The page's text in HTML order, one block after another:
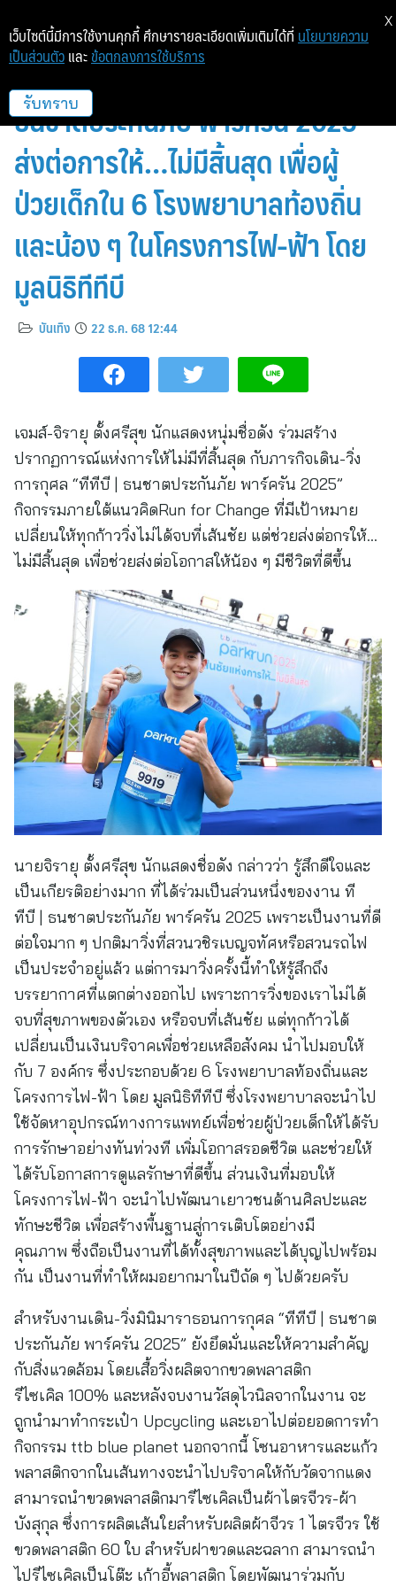
เจมส์-จิรายุ ปลื้ม ร่วมวิ่ง “ทีทีบี |
ธนชาตประกันภัย พาร์ครัน 2025”
ส่งต่อการให้…ไม่มีสิ้นสุด เพื่อผู้
ป่วยเด็กใน 6 โรงพยาบาลท้องถิ่น
และน้อง ๆ ในโครงการไฟ-ฟ้า โดย
มูลนิธิทีทีบี
บันเทิง 22 ธ.ค. 68 12:44
เจมส์-จิรายุ ตั้งศรีสุข นักแสดงหนุ่มชื่อดัง ร่วมสร้าง
ปรากฏการณ์แห่งการให้ไม่มีที่สิ้นสุด กับภารกิจเดิน-วิ่ง
การกุศล “ทีทีบี | ธนชาตประกันภัย พาร์ครัน 2025”
กิจกรรมภายใต้แนวคิดRun for Change ที่มีเป้าหมาย
เปลี่ยนให้ทุกก้าววิ่งไม่ได้จบที่เส้นชัย แต่ช่วยส่งต่อกรให้…
ไม่มีสิ้นสุด เพื่อช่วยส่งต่อโอกาสให้น้อง ๆ มีชีวิตที่ดีขึ้น
นายจิรายุ ตั้งศรีสุข นักแสดงชื่อดัง กล่าวว่า รู้สึกดีใจและ
เป็นเกียรติอย่างมาก ที่ได้ร่วมเป็นส่วนหนึ่งของงาน ที
ทีบี | ธนชาตประกันภัย พาร์ครัน 2025 เพราะเป็นงานที่ดี
ต่อใจมาก ๆ ปกติมาวิ่งที่สวนวชิรเบญจทัศหรือสวนรถไฟ
เป็นประจำอยู่แล้ว แต่การมาวิ่งครั้งนี้ทำให้รู้สึกถึง
บรรยากาศที่แตกต่างออกไป เพราะการวิ่งของเราไม่ได้
จบที่สุขภาพของตัวเอง หรือจบที่เส้นชัย แต่ทุกก้าวได้
เปลี่ยนเป็นเงินบริจาคเพื่อช่วยเหลือสังคม นำไปมอบให้
กับ 7 องค์กร ซึ่งประกอบด้วย 6 โรงพยาบาลท้องถิ่นและ
โครงการไฟ-ฟ้า โดย มูลนิธิทีทีบี ซึ่งโรงพยาบาลจะนำไป
ใช้จัดหาอุปกรณ์ทางการแพทย์เพื่อช่วยผู้ป่วยเด็กให้ได้รับ
การรักษาอย่างทันท่วงที เพิ่มโอกาสรอดชีวิต และช่วยให้
ได้รับโอกาสการดูแลรักษาที่ดีขึ้น ส่วนเงินที่มอบให้
โครงการไฟ-ฟ้า จะนำไปพัฒนาเยาวชนด้านศิลปะและ
ทักษะชีวิต เพื่อสร้างพื้นฐานสู่การเติบโตอย่างมี
คุณภาพ ซึ่งถือเป็นงานที่ได้ทั้งสุขภาพและได้บุญไปพร้อม
กัน เป็นงานที่ทำให้ผมอยากมาในปีถัด ๆ ไปด้วยครับ
สำหรับงานเดิน-วิ่งมินิมาราธอนการกุศล “ทีทีบี | ธนชาต
ประกันภัย พาร์ครัน 2025” ยังยึดมั่นและให้ความสำคัญ
กับสิ่งแวดล้อม โดยเสื้อวิ่งผลิตจากขวดพลาสติก
รีไซเคิล 100% และหลังจบงานวัสดุไวนิลจากในงาน จะ
ถูกนำมาทำกระเป๋า Upcycling และเอาไปต่อยอดการทำ
กิจกรรม ttb blue planet นอกจากนี้ โซนอาหารและแก้ว
พลาสติกจากในเส้นทางจะนำไปบริจาคให้กับวัดจากแดง
สามารถนำขวดพลาสติกมารีไซเคิลเป็นผ้าไตรจีวร-ผ้า
บังสุกุล ซึ่งการผลิตเส้นใยสำหรับผลิตผ้าจีวร 1 ไตรจีวร ใช้
ขวดพลาสติก 60 ใบ สำหรับฝาขวดและฉลาก สามารถนำ
ไปรีไซเคิลเป็นโต๊ะ เก้าอี้พลาสติก โดยพัฒนาร่วมกับ
เว็บไซต์นี้มีการใช้งานคุกกี้ ศึกษารายละเอียดเพิ่มเติมได้ที่ นโยบายความ
เป็นส่วนตัว และ ข้อตกลงการใช้บริการ
รับทราบ
X